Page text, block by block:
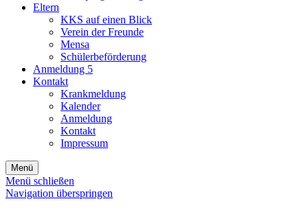
Eltern
KKS auf einen Blick
Verein der Freunde
Mensa
Schülerbeförderung
Anmeldung 5
Kontakt
Krankmeldung
Kalender
Anmeldung
Kontakt
Impressum
Menü
Menü schließen
Navigation überspringen